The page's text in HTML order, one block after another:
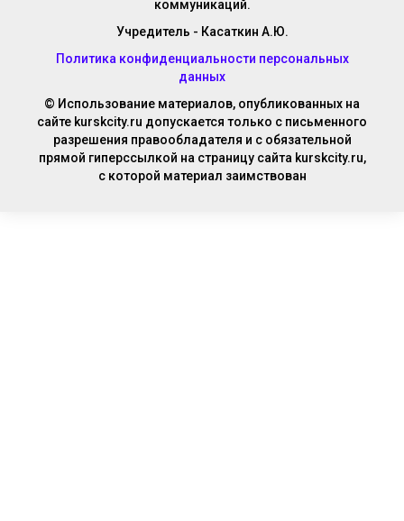
коммуникаций.
Учредитель - Касаткин А.Ю.
Политика конфиденциальности персональных
данных
© Использование материалов, опубликованных на
сайте kurskcity.ru допускается только с письменного
разрешения правообладателя и с обязательной
прямой гиперссылкой на страницу сайта kurskcity.ru,
с которой материал заимствован